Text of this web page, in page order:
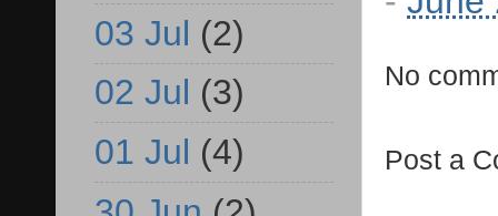
No
Post a
03 Jul (2)
02 Jul (3)
01 Jul (4)